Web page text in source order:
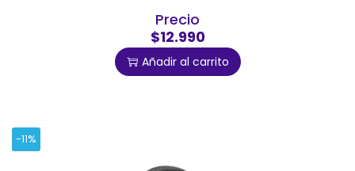
Precio
$12.990
Añadir al carrito
-11%